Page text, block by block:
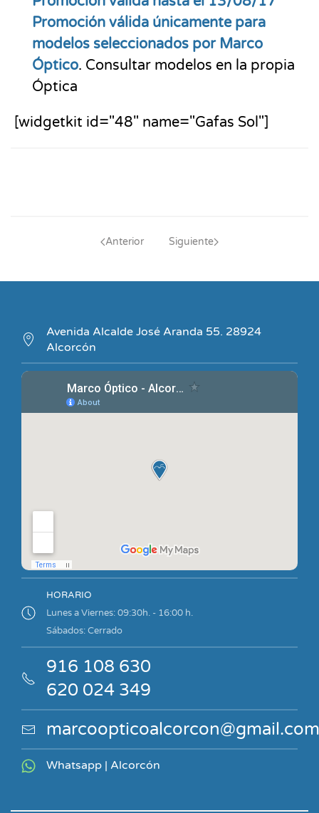
Promoción válida únicamente para
modelos seleccionados por Marco
Óptico. Consultar modelos en la propia
Óptica
[widgetkit id="48" name="Gafas Sol"]
Anterior Siguiente
Avenida Alcalde José Aranda 55. 28924
Alcorcón
HORARIO
Lunes a Viernes: 09:30h. - 16:00 h.
Sábados: Cerrado
916 108 630
620 024 349
marcoopticoalcorcon@gmail.com
Whatsapp | Alcorcón